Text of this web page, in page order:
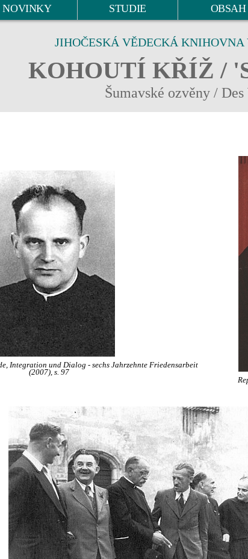
NOVINKY STUDIE OBSAH
JIHOČESKÁ VĚDECKÁ
KOHOUTÍ KŘÍŽ /
Šumavské ozvěny /
Integration und Dialog - sechs Jahrzehnte Friedensarbeit
(2007), s. 97